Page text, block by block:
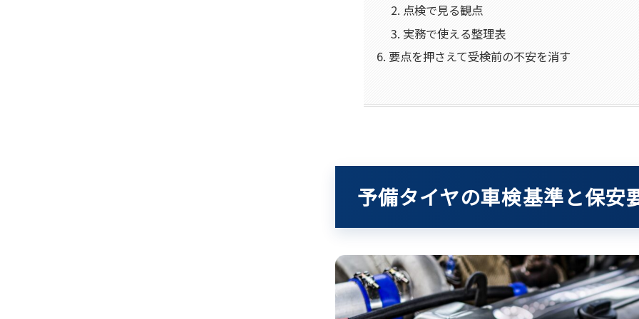
点検で見る観点
実務で使える整理表
要点を押さえて受検前の不安を消す
予備タイヤの車検基準と保安